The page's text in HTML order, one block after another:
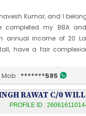
Kumar, and I
completed my BBA
annual income of 20
tall, have a fair
well-settled family and
respect in
Drinker, Vegetarian
Edit
ON : 24/06/2026 08:44 AM
Mob : *******585
RAWAT C/0
PROFILE ID :